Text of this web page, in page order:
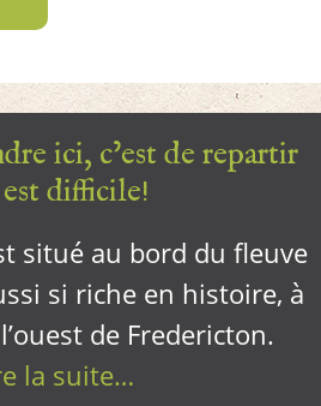
ici, c’est de repartir
difficile!
situé au bord du fleuve
si riche en histoire, à
de Fredericton.
la suite…